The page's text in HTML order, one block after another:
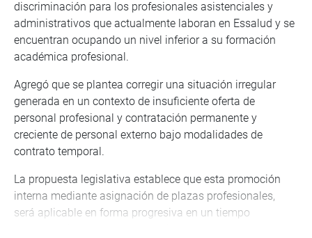
discriminación para los profesionales asistenciales y
administrativos que actualmente laboran en Essalud y se
encuentran ocupando un nivel inferior a su formación
académica profesional.
Agregó que se plantea corregir una situación irregular
generada en un contexto de insuficiente oferta de
personal profesional y contratación permanente y
creciente de personal externo bajo modalidades de
contrato temporal.
La propuesta legislativa establece que esta promoción
interna mediante asignación de plazas profesionales,
será aplicable en forma progresiva en un tiempo